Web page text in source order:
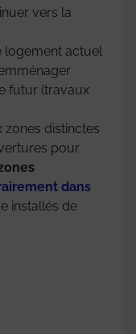
vers la
logement actuel
futur (travaux
zones distinctes
pour
dans
installés de